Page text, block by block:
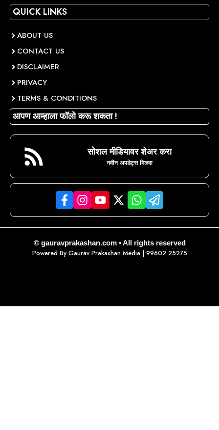
QUICK LINKS
ABOUT US
CONTACT US
DISCLAIMER
PRIVACY
TERMS & CONDITIONS
आपण आम्हाला फॉलो करू शकता !
सोशल मीडियावर शेअर करा
नवीन अपडेट्स मिळवा
© gauravprakashan.com • All rights reserved
Powered By Gaurav Prakashan Media| 99602 25275